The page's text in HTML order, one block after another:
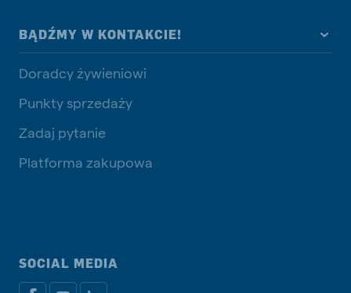
BĄDŹMY W KONTAKCIE!
Doradcy żywieniowi
Punkty sprzedaży
Zadaj pytanie
Platforma zakupowa
SOCIAL MEDIA